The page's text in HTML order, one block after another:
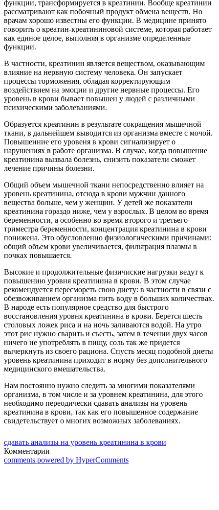
функции, трансформируется в креатинин. Вообще креатинин
рассматривают как побочный продукт обмена веществ. Но
врачам хорошо известны его функции. В медицине принято
говорить о креатин-креатининовой системе, которая работает
как единое целое, выполняя в организме определенные
функции.
В частности, креатинин является веществом, оказывающим
влияние на нервную систему человека. Он запускает
процессы торможения, обладая корректирующим
воздействием на эмоции и другие нервные процессы. Его
уровень в крови бывает повышен у людей с различными
психическими заболеваниями.
Образуется креатинин в результате сокращения мышечной
ткани, в дальнейшем выводится из организма вместе с мочой.
Повышенние его уровеня в крови сигнализирует о
нарушениях в работе организма. В случае, когда повышение
креатинина вызвала болезнь, снизить показатели сможет
лечение причины болезни.
Общий объем мышечной ткани непосредственно влияет на
уровень креатинина, отсюда в крови мужчин данного
вещества больше, чем у женщин. У детей же показатели
креатинина гораздо ниже, чем у взрослых. В целом во время
беременности, а особенно во время второго и третьего
триместра беременности, концентрация креатинина в крови
понижена. Это обусловленно физиологическими причинами:
общий объем крови увеличивается, фильтрация плазмы в
почках повышается.
Высокие и продолжительные физичиские нагрузки ведут к
повышению уровня креатинина в крови. В этом случае
рекомендуется пересмореть свою диету: в частности в связи с
обезвоживанием организма пить воду в больших количествах.
В народе есть популярное средство для быстрого
восстановления уровня креатинина в крови. Берется шесть
столовых ложек риса и на ночь заливаются водой. На утро
этот рис нужно сварить и съесть, затем в течении двух часов
ничего не употреблять в пищу, соль так же придется
вычеркнуть из своего рациона. Спусть месяц подобной диеты
уровень креатинина приходит в норму без дополнительного
медицинского вмешательства.
Нам постоянно нужно следить за многими показателями
организма, в том числе и за уровнем креатинина, для этого
необходимо переодически сдавать анализы на уровень
креатинина в крови, так как его повышенное содержание
свидетельствует о многих возможных заболеваниях.
сдавать анализы на уровень креатинина в крови
Комментарии
comments powered by HyperComments